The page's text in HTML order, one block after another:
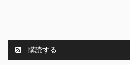
購読する